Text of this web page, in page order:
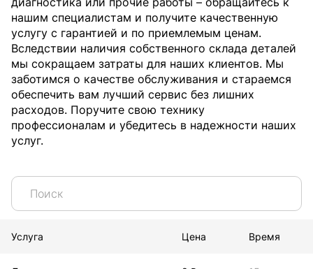
нашим специалистам и получите качественную
услугу с гарантией и по приемлемым ценам.
Вследствии наличия собственного склада деталей
мы сокращаем затраты для наших клиентов. Мы
заботимся о качестве обслуживания и стараемся
обеспечить вам лучший сервис без лишних
расходов. Поручите свою технику
профессионалам и убедитесь в надежности наших
услуг.
Услуга Цена Время